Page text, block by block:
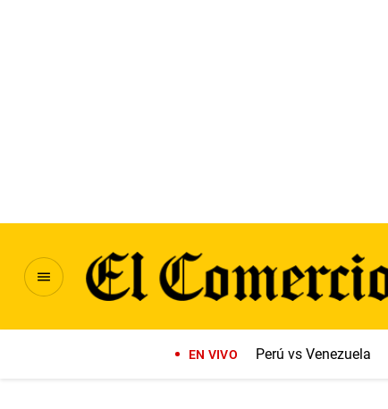
EN VIVO Perú vs Venezuela